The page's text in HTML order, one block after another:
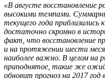
«В августе восстановление
высокими темпами.
текущего года приблизились
достаточно скромно в
факт, что восстановление
и на протяжении шести
наиболее важно. В целом на
приподнятое, такие же
обновит прогноз на 2017 год